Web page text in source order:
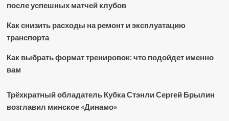
после успешных матчей клубов
Как снизить расходы на ремонт и эксплуатацию
транспорта
Как выбрать формат тренировок: что подойдет именно
вам
Трёхкратный обладатель Кубка Стэнли Сергей Брылин
возглавил минское «Динамо»